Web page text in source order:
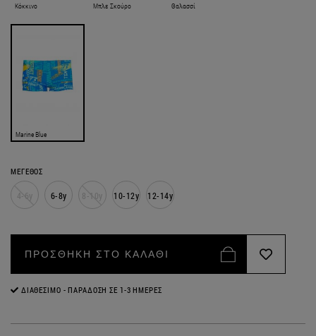
Κόκκινο Μπλε Σκούρο Θαλασσί
Marine Blue
ΜΕΓΕΘΟΣ
4-6y 6-8y 8-10y 10-12y 12-14y
ΠΡΟΣΘΗΚΗ ΣΤΟ ΚΑΛΑΘΙ
ΔΙΑΘΈΣΙΜΟ - ΠΑΡΆΔΟΣΗ ΣΕ 1-3 ΗΜΈΡΕΣ